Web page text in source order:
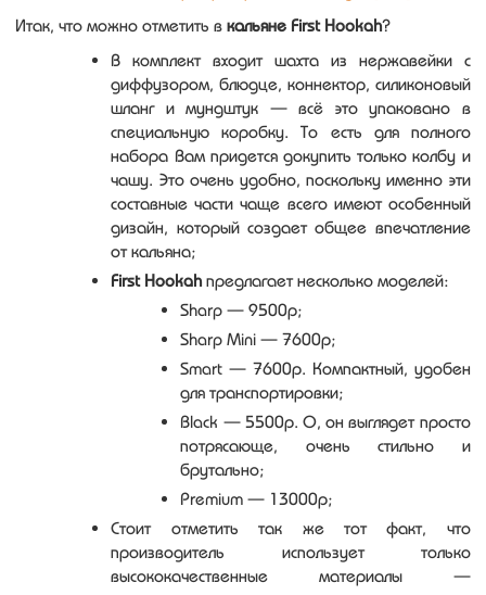
Итак, что можно отметить вкальяне First Hookah?
В комплект входит шахта из нержавейки с
диффузором, блюдце, коннектор, силиконовый
шланг и мундштук — всё это упаковано в
специальную коробку. То есть для полного
набора Вам придется докупить только колбу и
чашу. Это очень удобно, поскольку именно эти
составные части чаще всего имеют особенный
дизайн, который создает общее впечатление
от кальяна;
First Hookah предлагает несколько моделей:
Sharp — 9500р;
Sharp Mini — 7600р;
Smart — 7600р. Компактный, удобен
для транспортировки;
Black — 5500р. О, он выглядет просто
потрясающе, очень стильно и
брутально;
Premium — 13000р;
Стоит отметить так же тот факт, что
производитель использует только
высококачественные материалы —